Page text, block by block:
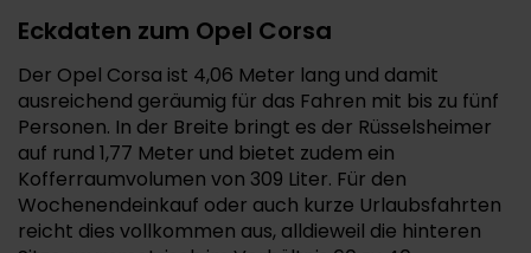
Eckdaten zum Opel Corsa
Der Opel Corsa ist 4,06 Meter lang und damit
ausreichend geräumig für das Fahren mit bis zu fünf
Personen. In der Breite bringt es der Rüsselsheimer
auf rund 1,77 Meter und bietet zudem ein
Kofferraumvolumen von 309 Liter. Für den
Wochenendeinkauf oder auch kurze Urlaubsfahrten
reicht dies vollkommen aus, alldieweil die hinteren